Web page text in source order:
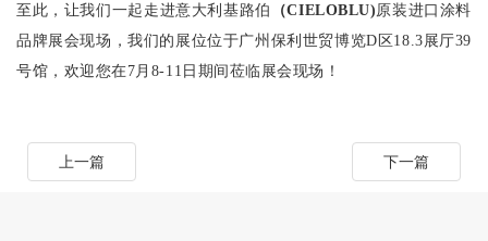
至此，让我们一起走进意大利基路伯 （CIELOBLU) 原装进口涂料
品牌展会现场，我们的展位位于广州保利世贸博览D区18.3 展厅39
号馆，欢迎您在7 月 8-11 日期间莅临展会现场！
上一篇 下一篇